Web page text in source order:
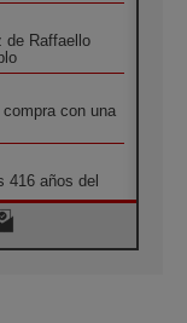
de Raffaello
con una
416 años del
la